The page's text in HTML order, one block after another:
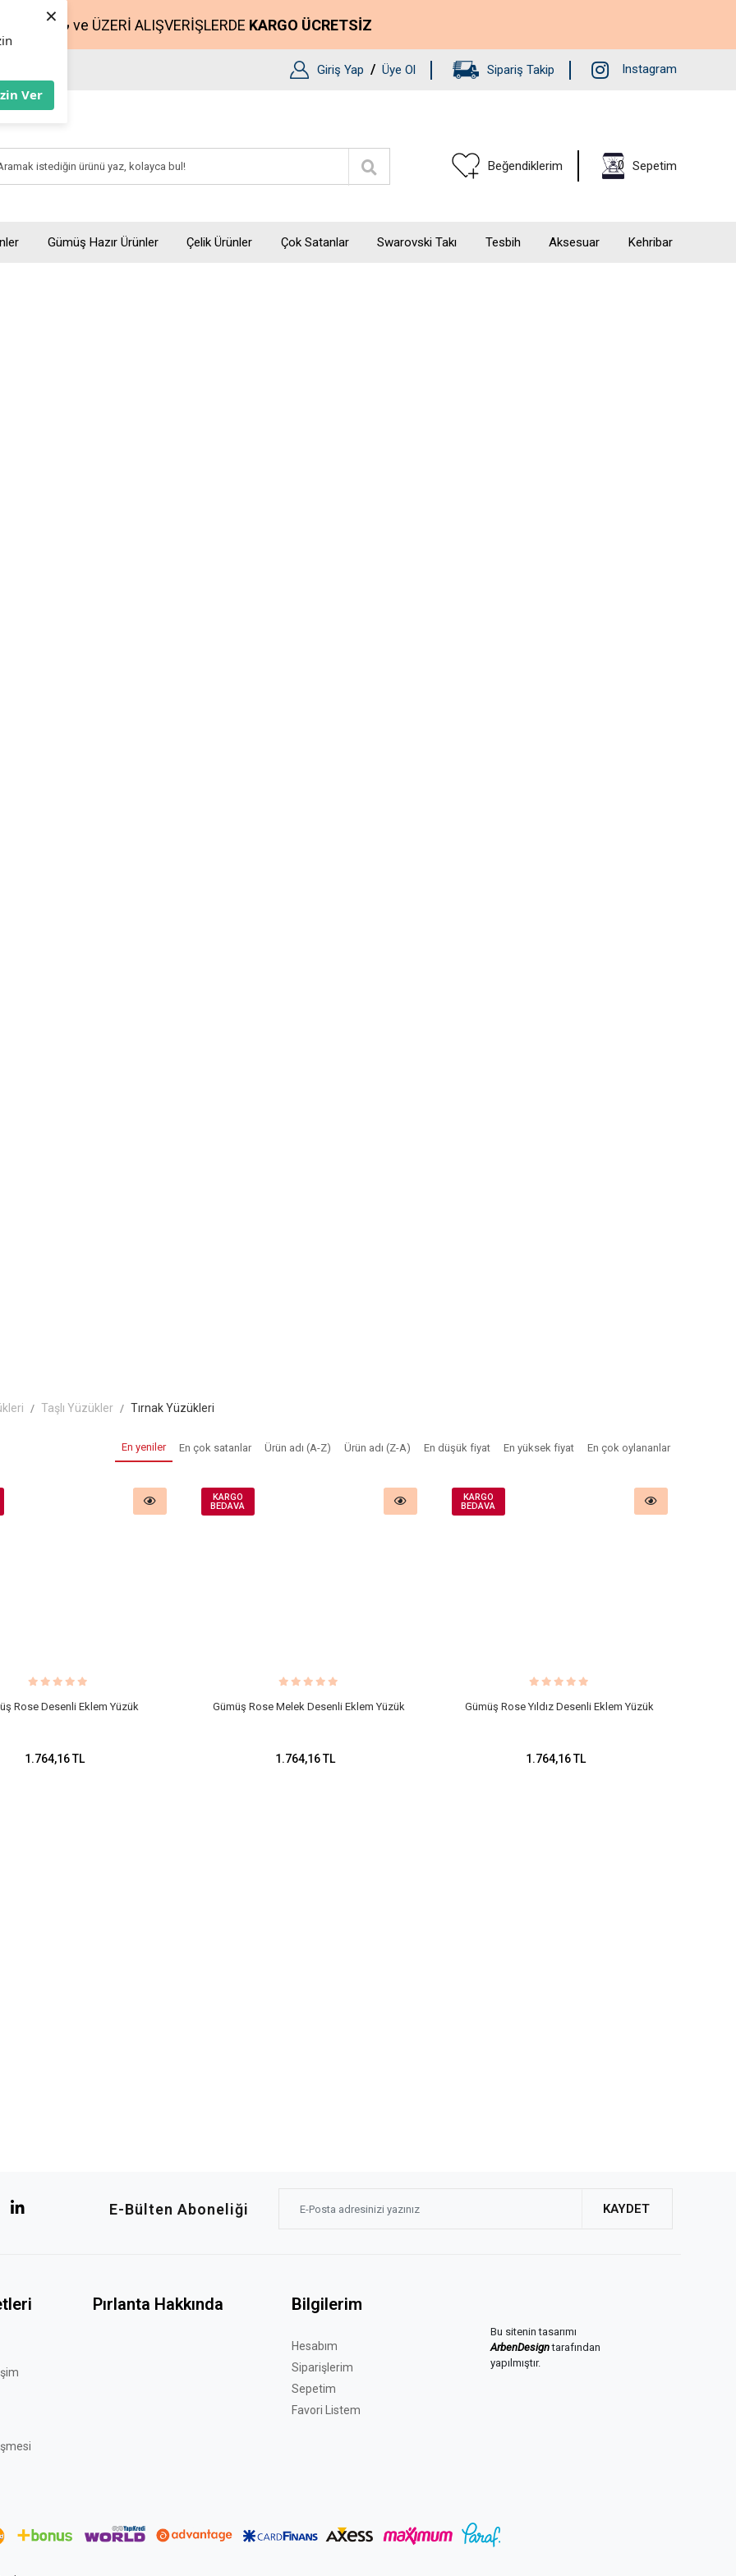
Ver
×
2500₺ ve ÜZERİ ALIŞVERİŞLERDE KARGO ÜCRETSİZ
Giriş Yap / Üye Ol Sipariş Takip Instagram
Beğendiklerim Sepetim
0
Gümüş Hazır Ürünler Çelik Ürünler Çok Satanlar Swarovski Takı Tesbih Aksesuar Kehribar
Taşlı Yüzükler Tırnak Yüzükleri
En yeniler En çok satanlar Ürün adı (A-Z) Ürün adı (Z-A) En düşük fiyat En yüksek fiyat En çok oylananlar
Rose Desenli Eklem Yüzük
1.764,16 TL
KARGO
BEDAVA
Gümüş Rose Melek Desenli Eklem Yüzük
1.764,16 TL
KARGO
BEDAVA
Gümüş Rose Yıldız Desenli Eklem Yüzük
1.764,16 TL
E-Bülten Aboneliği KAYDET
Pırlanta Hakkında Bilgilerim
Hesabım
Siparişlerim
Sepetim
Favori Listem
Bu sitenin tasarımı
ArbenDesigntarafından
yapılmıştır.